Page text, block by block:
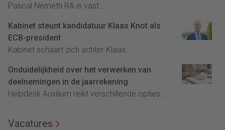
Pascal Németh RA is vast...
Kabinet steunt kandidatuur Klaas Knot als
ECB-president
Kabinet schaart zich achter Klaas...
Onduidelijkheid over het verwerken van
deelnemingen in de jaarrekening
Helpdesk Auxilium reikt verschillende opties...
Vacatures